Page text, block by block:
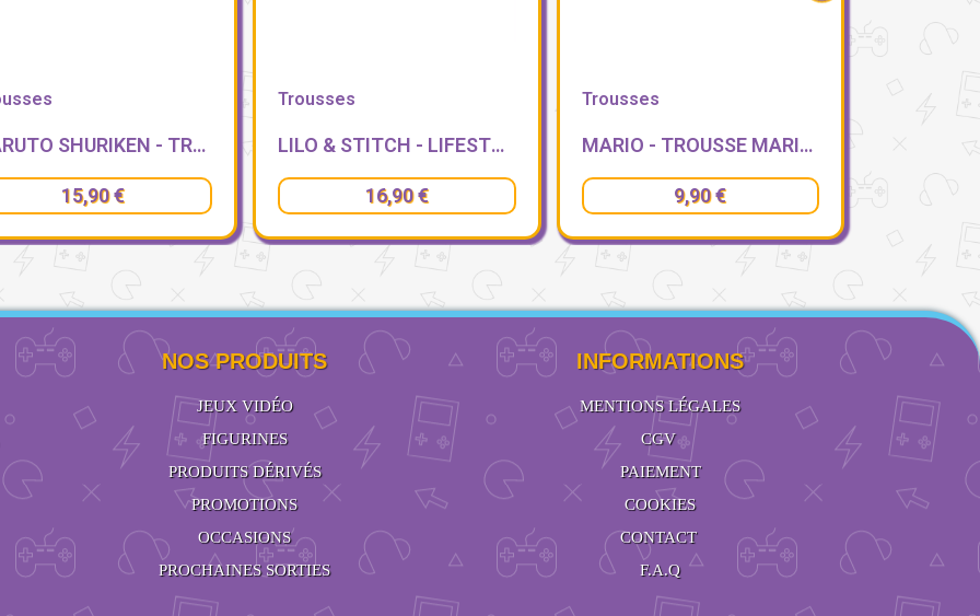
LILO & STITCH - LIFESTYLE - TROUSSE TRIPLE
16,90 €
Trousses
MARIO - TROUSSE MARIO & LUIGI
9,90 €
Trousses
NARUTO - PLUMIER 3 COMPARTIMENTS 23X11X10 - MATIERE RECYCLEE
16,90 €
Trousses
NOS PRODUITS
JEUX VIDÉO
FIGURINES
PRODUITS DÉRIVÉS
PROMOTIONS
OCCASIONS
PROCHAINES SORTIES
INFORMATIONS
MENTIONS LÉGALES
CGV
PAIEMENT
COOKIES
CONTACT
F.A.Q